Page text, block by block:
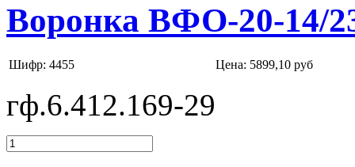
Воронка ВФО-20-14/
Шифр: 4455 Цена: 5899,10 руб
гф.6.412.169-29